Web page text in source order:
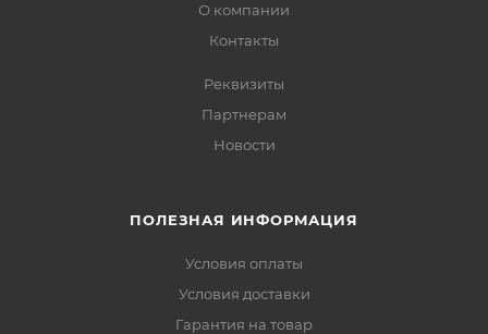
О компании
Контакты
Реквизиты
Партнерам
Новости
ПОЛЕЗНАЯ ИНФОРМАЦИЯ
Условия оплаты
Условия доставки
Гарантия на товар